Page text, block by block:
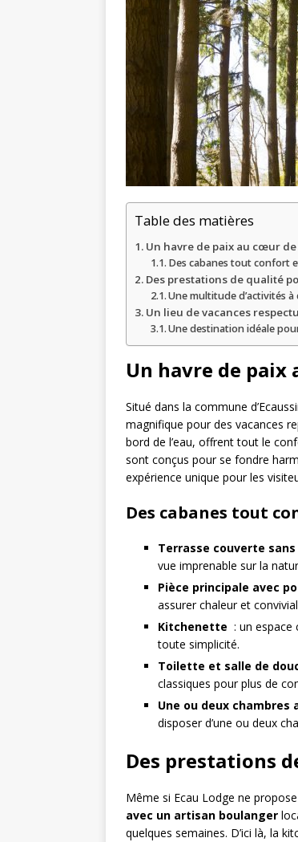
Table des matières
Un havre de paix au cœur
Des cabanes tout confort
Des prestations de qualité
Une multitude d’activités
Un lieu de vacances
Une destination idéale
Un havre de
Situé dans la commune
magnifique pour des vacances
bord de l’eau, offrent tout le
sont conçus pour se fondre
expérience unique pour les
Des cabanes tout
Terrasse couverte
vue imprenable sur la
Pièce principale avec
assurer chaleur et
Kitchenette : un espace
toute simplicité.
Toilette et salle de
classiques pour plus de
Une ou deux chambres
disposer d’une ou deux
Des prestations
Même si Ecau Lodge ne
avec un artisan boulanger
quelques semaines. D’ici là, la